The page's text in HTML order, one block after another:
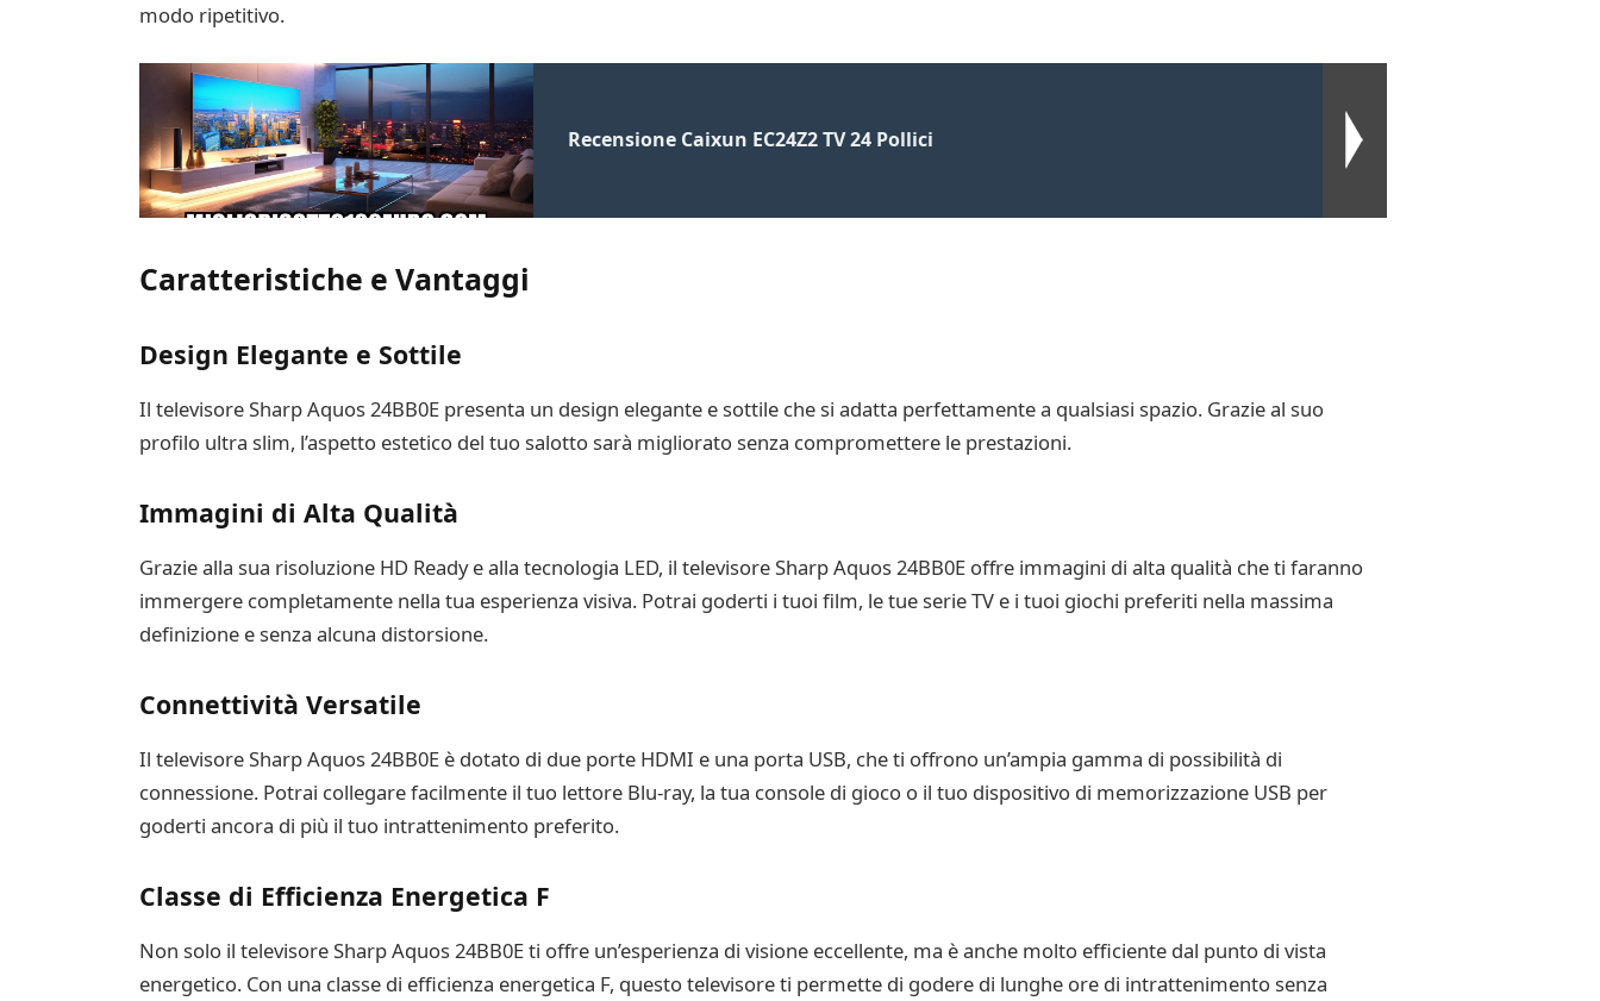
modo ripetitivo.
Recensione Caixun EC24Z2 TV 24 Pollici
Caratteristiche e Vantaggi
Design Elegante e Sottile
Il televisore Sharp Aquos 24BB0E presenta un design elegante e sottile che si adatta perfettamente a qualsiasi spazio. Grazie al suo
profilo ultra slim, l’aspetto estetico del tuo salotto sarà migliorato senza compromettere le prestazioni.
Immagini di Alta Qualità
Grazie alla sua risoluzione HD Ready e alla tecnologia LED, il televisore Sharp Aquos 24BB0E offre immagini di alta qualità che ti faranno
immergere completamente nella tua esperienza visiva. Potrai goderti i tuoi film, le tue serie TV e i tuoi giochi preferiti nella massima
definizione e senza alcuna distorsione.
Connettività Versatile
Il televisore Sharp Aquos 24BB0E è dotato di due porte HDMI e una porta USB, che ti offrono un’ampia gamma di possibilità di
connessione. Potrai collegare facilmente il tuo lettore Blu-ray, la tua console di gioco o il tuo dispositivo di memorizzazione USB per
goderti ancora di più il tuo intrattenimento preferito.
Classe di Efficienza Energetica F
Non solo il televisore Sharp Aquos 24BB0E ti offre un’esperienza di visione eccellente, ma è anche molto efficiente dal punto di vista
energetico. Con una classe di efficienza energetica F, questo televisore ti permette di godere di lunghe ore di intrattenimento senza